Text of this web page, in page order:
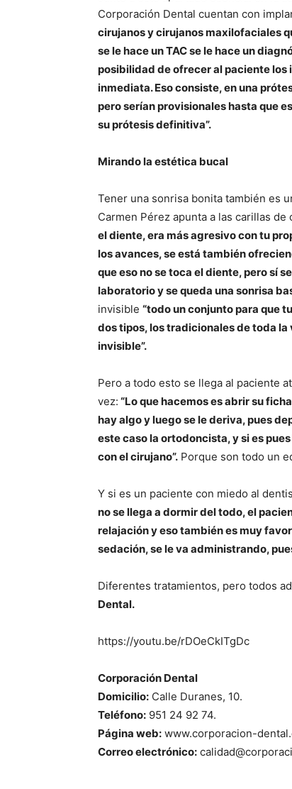
Corporación Dental cuentan con
cirujanos y cirujanos maxilofaciales
se le hace un TAC se le hace un
posibilidad de ofrecer al paciente los
inmediata. Eso consiste, en una
pero serían provisionales hasta que
su prótesis definitiva”.
Mirando la estética bucal
Tener una sonrisa bonita también es
Carmen Pérez apunta a las carillas de
el diente, era más agresivo con tu
los avances, se está también
que eso no se toca el diente, pero sí
laboratorio y se queda una sonrisa
invisible “todo un conjunto para que
dos tipos, los tradicionales de toda
invisible”.
Pero a todo esto se llega al paciente
vez: “Lo que hacemos es abrir su
hay algo y luego se le deriva, pues
este caso la ortodoncista, y si es
con el cirujano”. Porque son todo un
Y si es un paciente con miedo al
no se llega a dormir del todo, el
relajación y eso también es muy
sedación, se le va administrando,
Diferentes tratamientos, pero todos
Dental.
https://youtu.be/rDOeCkITgDc
Corporación Dental
Domicilio: Calle Duranes, 10.
Teléfono: 951 24 92 74.
Página web: www.corporacion-
Correo electrónico: